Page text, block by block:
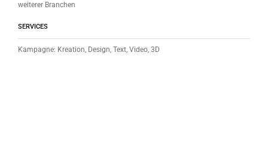
weiterer Branchen
SERVICES
Kampagne: Kreation, Design, Text, Video, 3D